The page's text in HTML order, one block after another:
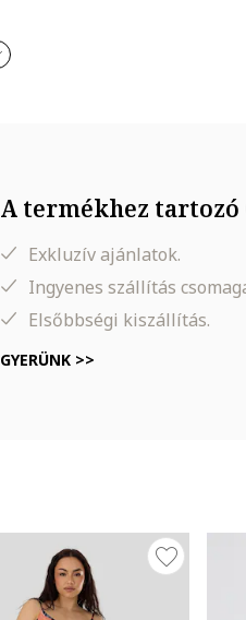
A termékhez
Exkluzív ajánlatok.
Ingyenes szállítás
Elsőbbségi kiszállítás.
GYERÜNK >>